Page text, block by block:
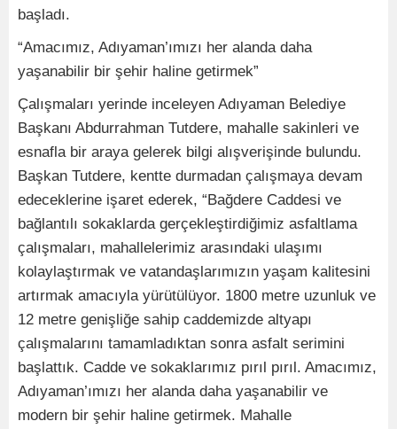
başladı.
“Amacımız, Adıyaman’ımızı her alanda daha
yaşanabilir bir şehir haline getirmek”
Çalışmaları yerinde inceleyen Adıyaman Belediye
Başkanı Abdurrahman Tutdere, mahalle sakinleri ve
esnafla bir araya gelerek bilgi alışverişinde bulundu.
Başkan Tutdere, kentte durmadan çalışmaya devam
edeceklerine işaret ederek, “Bağdere Caddesi ve
bağlantılı sokaklarda gerçekleştirdiğimiz asfaltlama
çalışmaları, mahallelerimiz arasındaki ulaşımı
kolaylaştırmak ve vatandaşlarımızın yaşam kalitesini
artırmak amacıyla yürütülüyor. 1800 metre uzunluk ve
12 metre genişliğe sahip caddemizde altyapı
çalışmalarını tamamladıktan sonra asfalt serimini
başlattık. Cadde ve sokaklarımız pırıl pırıl. Amacımız,
Adıyaman’ımızı her alanda daha yaşanabilir ve
modern bir şehir haline getirmek. Mahalle